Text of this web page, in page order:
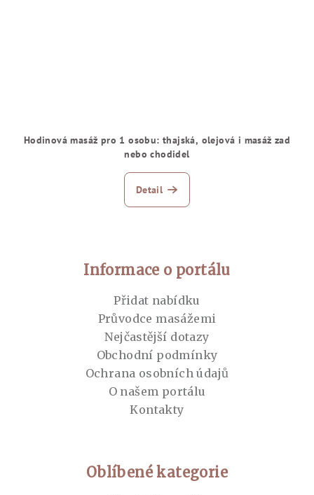
Hodinová masáž pro 1 osobu: thajská, olejová i masáž zad
nebo chodidel
Detail
Informace o portálu
Přidat nabídku
Průvodce masážemi
Nejčastější dotazy
Obchodní podmínky
Ochrana osobních údajů
O našem portálu
Kontakty
Oblíbené kategorie